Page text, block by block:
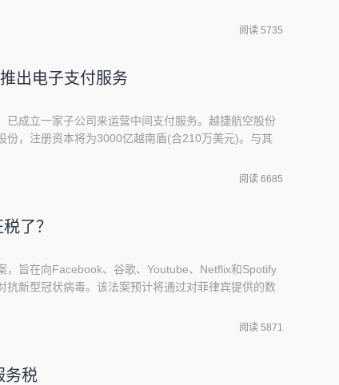
人Ratchada Thanadirek表示，这项法案仍需由泰国议
阅读 5735
出电子支付服务
已成立一家子公司来运营中间支付服务。越捷航空股份
份，注册资本将为3000亿越南盾(合210万美元)。与其
供酒店、汽车租赁、贷款等其他服务。 目前，越捷航空
阅读 6685
了？
，旨在向Facebook、谷歌、Youtube、Netflix和Spotify
抗新型冠状病毒。该法案预计将通过对菲律宾提供的数
上社交媒体的最大用户之一。该法案的主要起草者、国
阅读 5871
务税